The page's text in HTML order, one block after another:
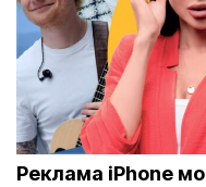
Реклама iPhone